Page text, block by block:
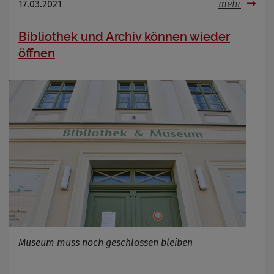
17.03.2021 mehr
Bibliothek und Archiv können wieder
öffnen
Museum muss noch geschlossen bleiben
Anbieter
Cookie Name
Infos schließen